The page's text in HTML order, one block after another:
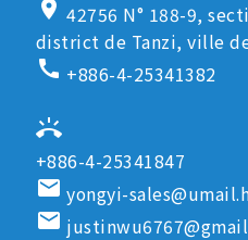
location_on 42756 N° 188-9,
district de Tanzi, ville
call +886-4-25341382
ring_volume
+886-4-25341847
email yongyi-
email